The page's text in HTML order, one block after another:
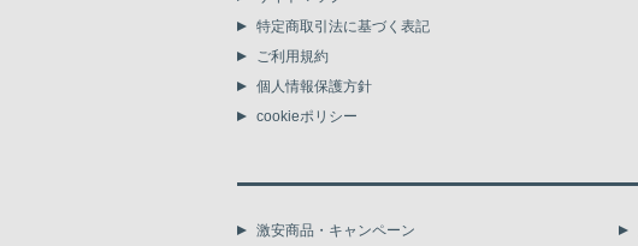
特定商取引法に基づく表記
ご利用規約
個人情報保護方針
cookieポリシー
激安商品・キャンペーン